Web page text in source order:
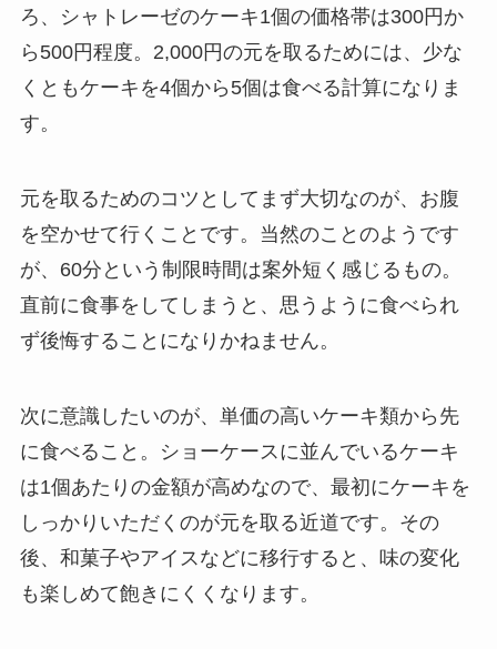
ろ、シャトレーゼのケーキ1個の価格帯は300円か
ら500円程度。2,000円の元を取るためには、少な
くともケーキを4個から5個は食べる計算になりま
す。
元を取るためのコツとしてまず大切なのが、お腹
を空かせて行くことです。当然のことのようです
が、60分という制限時間は案外短く感じるもの。
直前に食事をしてしまうと、思うように食べられ
ず後悔することになりかねません。
次に意識したいのが、単価の高いケーキ類から先
に食べること。ショーケースに並んでいるケーキ
は1個あたりの金額が高めなので、最初にケーキを
しっかりいただくのが元を取る近道です。その
後、和菓子やアイスなどに移行すると、味の変化
も楽しめて飽きにくくなります。